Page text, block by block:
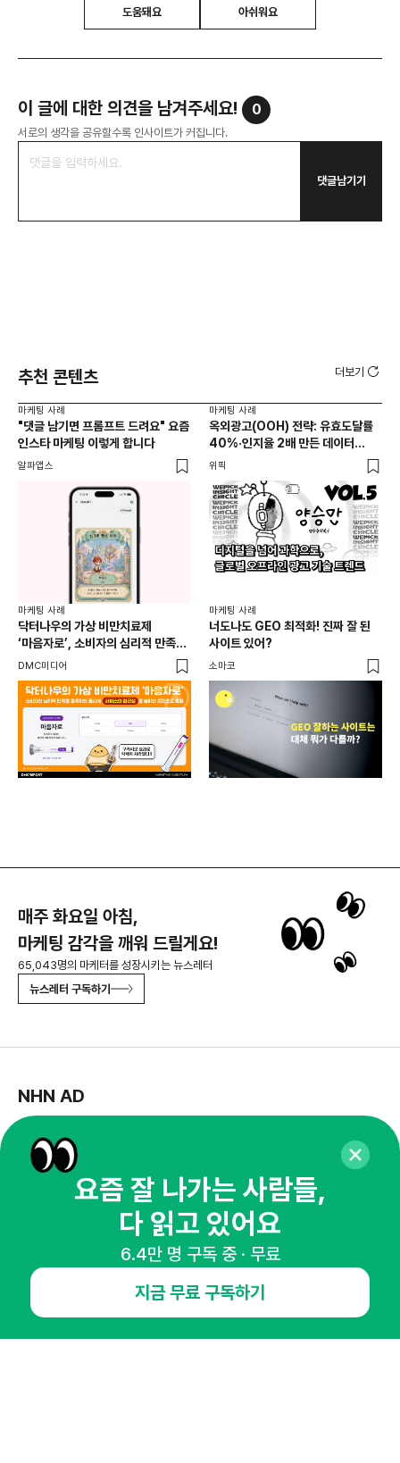
도움돼요 아쉬워요
이 글에 대한 의견을 남겨주세요! 0
서로의 생각을 공유할수록 인사이트가 커집니다.
댓글남기기
추천 콘텐츠 더보기
마케팅 사례
"댓글 남기면 프롬프트 드려요" 요즘
인스타 마케팅 이렇게 합니다
알파앱스
마케팅 사례
옥외광고(OOH) 전략: 유효도달률
40%·인지율 2배 만든 데이터
활용법 | 애드타입 양승만 이사
위픽
마케팅 사례
닥터나우의 가상 비만치료제
‘마음자로’, 소비자의 심리적 만족을
충족하는 동시에 서비스의 접근성을
DMC미디어
마케팅 사례
너도나도 GEO 최적화! 진짜 잘 된
사이트 있어?
소마코
매주 화요일 아침,
마케팅 감각을 깨워 드릴게요!
65,043명의 마케터를 성장시키는 뉴스레터
뉴스레터 구독하기
NHN AD
오픈애즈란
뉴스레터
경기도 성남시 분당구 대왕판교로645번길 16
대표 : 심도섭
사업자등록번호 : 144-81-27690(사업자정보확인 )
통신판매업신고번호 : 2014-경기성남-1023
호스팅서비스사업자 : 오픈애즈
1800-2198
이메일 :
요즘 잘 나가는 사람들,
다 읽고 있어요
6.4만 명 구독 중 · 무료
지금 무료 구독하기